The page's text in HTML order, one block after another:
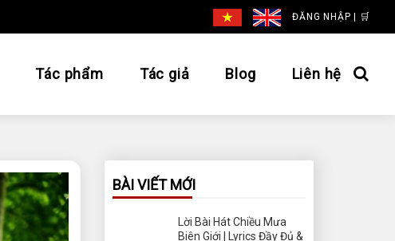
ĐĂNG NHẬP 🛒
Tác phẩm Tác giả Blog Liên hệ
BÀI VIẾT MỚI
Lời Bài Hát Chiều Mưa
Biên Giới | Lyrics Đầy Đủ &